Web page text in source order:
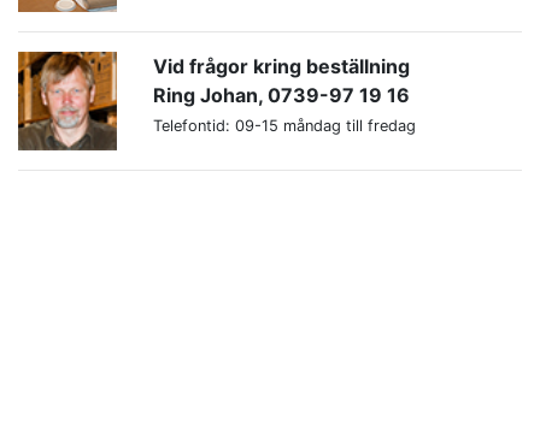
Vid frågor kring beställning
Ring Johan, 0739-97 19 16
Telefontid: 09-15 måndag till fredag